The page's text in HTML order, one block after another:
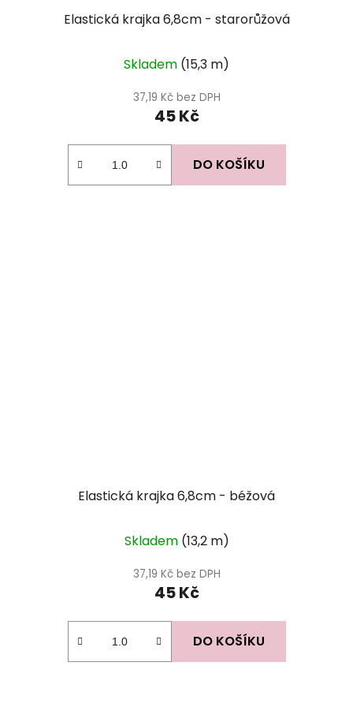
Elastická krajka 6,8cm - starorůžová
Skladem (15,3 m)
37,19 Kč bez DPH
45 Kč
DO KOŠÍKU
Elastická krajka 6,8cm - béžová
hodnocení
produktu
je
Skladem (13,2 m)
37,19 Kč bez DPH
45 Kč
DO KOŠÍKU